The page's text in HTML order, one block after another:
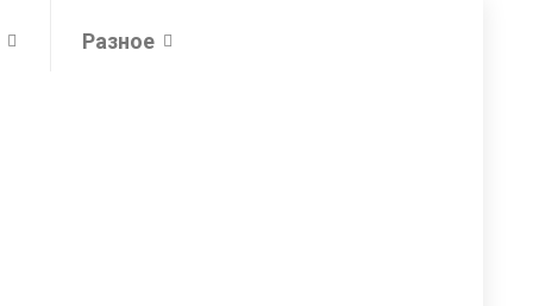
Разное